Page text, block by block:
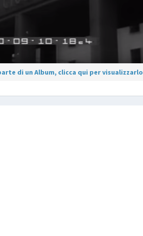
di un Album, clicca qui per visualizzarlo